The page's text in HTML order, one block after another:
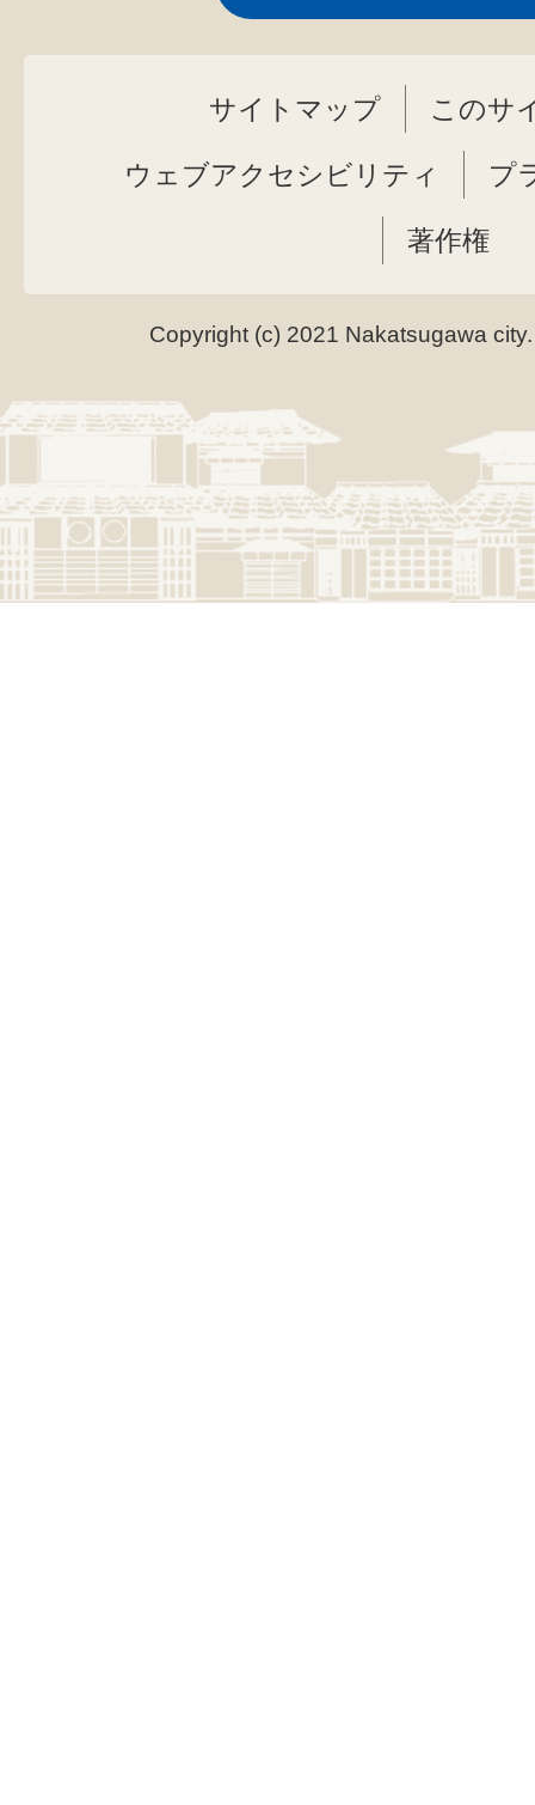
サイトマップ このサ
ウェブアクセシビリティ プ
著作権
Copyright (c) 2021 Nakatsugawa